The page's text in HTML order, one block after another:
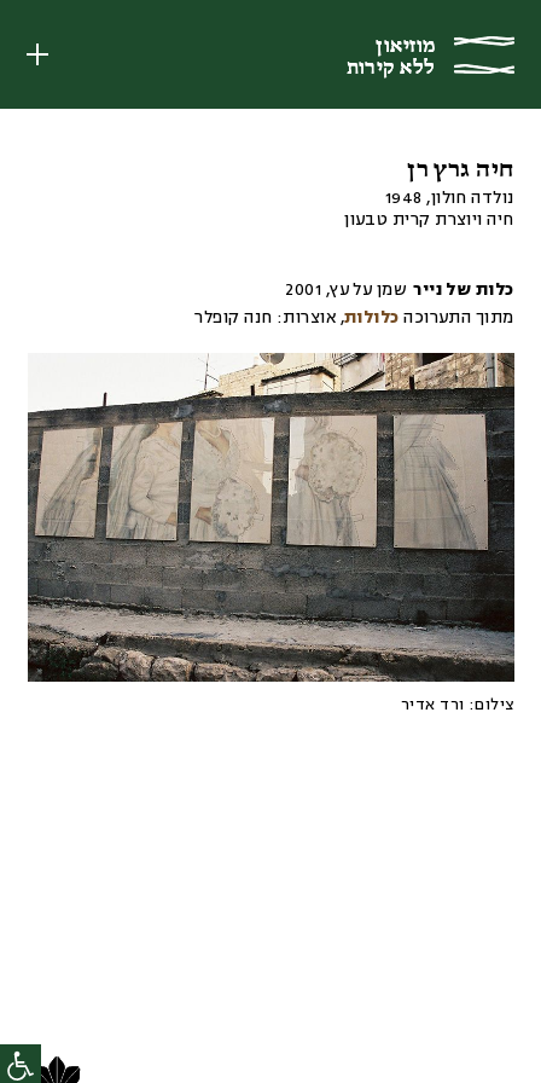
מוזיאון
ללא קירות
מוזיאון
ללא קירות
חיה גרץ רן
נולדה חולון, 1948
חיה ויוצרת קרית טבעון
כלות של נייר שמן על עץ,
2001
מתוך התערוכה כלולות, אוצרות: חנה קופלר
צילום: ורד אדיר